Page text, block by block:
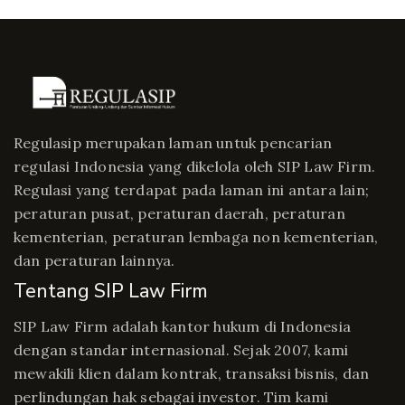
Regulasip merupakan laman untuk pencarian
regulasi Indonesia yang dikelola oleh SIP Law Firm.
Regulasi yang terdapat pada laman ini antara lain;
peraturan pusat, peraturan daerah, peraturan
kementerian, peraturan lembaga non kementerian,
dan peraturan lainnya.
Tentang SIP Law Firm
SIP Law Firm adalah kantor hukum di Indonesia
dengan standar internasional. Sejak 2007, kami
mewakili klien dalam kontrak, transaksi bisnis, dan
perlindungan hak sebagai investor. Tim kami